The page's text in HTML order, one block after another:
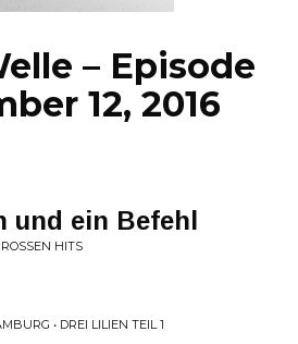
– Episode
12, 2016
und ein Befehl
HITS
• DREI LILIEN TEIL 1